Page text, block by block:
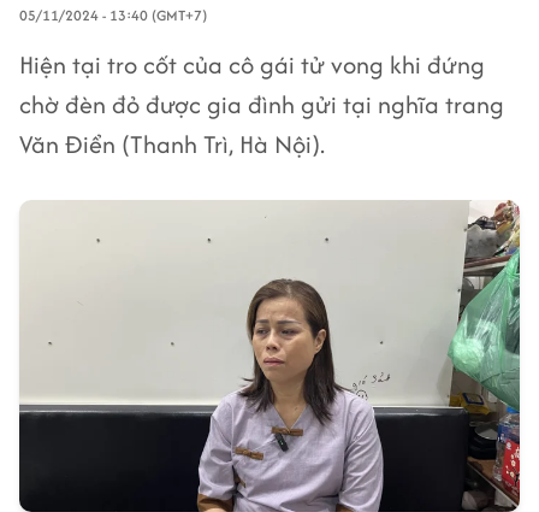
05/11/2024 - 13:40 (GMT+7)
Hiện tại tro cốt của cô gái tử vong khi đứng
chờ đèn đỏ được gia đình gửi tại nghĩa trang
Văn Điển (Thanh Trì, Hà Nội).